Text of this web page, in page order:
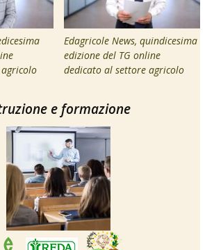
Edagricole News, quindicesima
edizione del TG online
dedicato al settore agricolo
e formazione